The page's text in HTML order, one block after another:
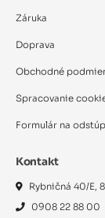
Záruka
Doprava
Obchodné
Spracovanie
Formulár na
Kontakt
Rybničná 40/E,
0908 22 88 00